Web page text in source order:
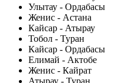
Улытау - Ордабасы
Женис - Астана
Кайсар - Атырау
Тобол - Туран
Кайсар - Ордабасы
Елимай - Актобе
Женис - Кайрат